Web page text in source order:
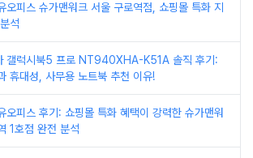
오피스 슈가맨워크 서울 구로역점, 쇼핑몰 특화 지
석
갤럭시북5 프로 NT940XHA-K51A 솔직 후기:
휴대성, 사무용 노트북 추천 이유!
오피스 후기: 쇼핑몰 특화 혜택이 강력한 슈가맨워
1호점 완전 분석